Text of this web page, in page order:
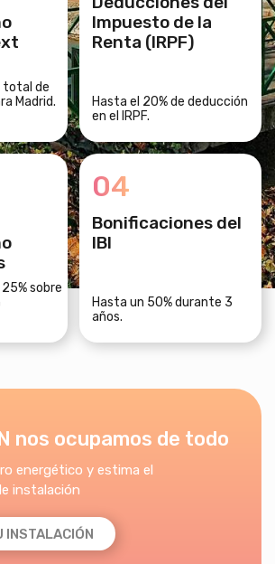
total de
Madrid.
Impuesto de la
Renta (IRPF)
Hasta el 20% de deducción
en el IRPF.
sobre
04
Bonificaciones del
IBI
Hasta un 50% durante 3
años.
nos ocupamos de todo
energético y estima el
instalación
INSTALACIÓN